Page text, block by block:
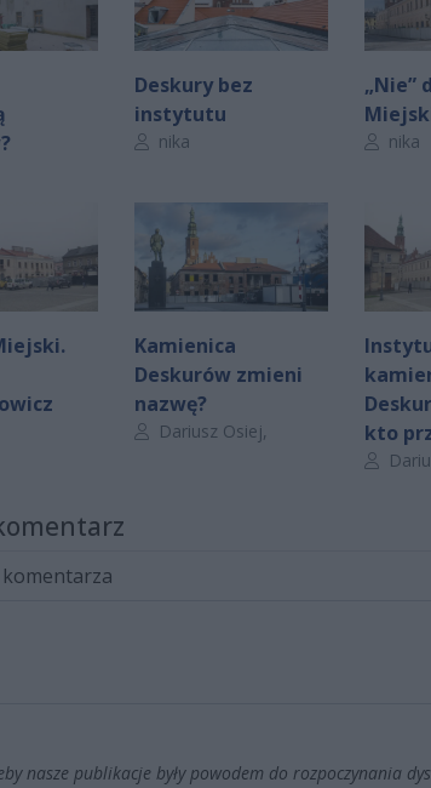
Deskury bez
instytutu
Autor artykułu:
nika
„Nie”
Autornika
Kamienica
Deskurów zmieni
nazwę?
Autor artykułu:
Dariusz Osiej,
kto
Autor
nasze publikacje były powodem do rozpoczynania